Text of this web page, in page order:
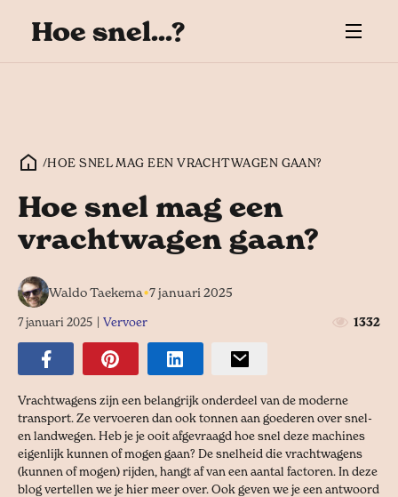
Hoe snel...?
/HOE SNEL MAG EEN VRACHTWAGEN GAAN?
Hoe snel mag een
vrachtwagen gaan?
Waldo Taekema•7 januari 2025
7 januari 2025 Vervoer 1332
Vrachtwagens zijn een belangrijk onderdeel van de moderne
transport. Ze vervoeren dan ook tonnen aan goederen over snel-
en landwegen. Heb je je ooit afgevraagd hoe snel deze machines
eigenlijk kunnen of mogen gaan? De snelheid die vrachtwagens
(kunnen of mogen) rijden, hangt af van een aantal factoren. In deze
blog vertellen we je hier meer over. Ook geven we je een antwoord